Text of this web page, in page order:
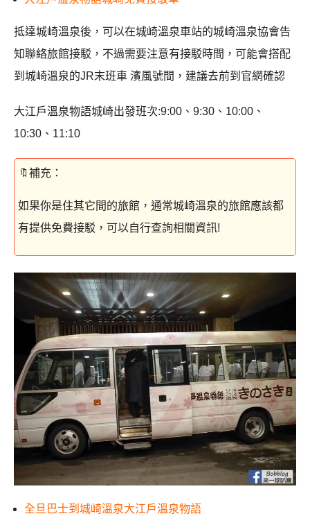
抵達城崎溫泉後，可以在城崎溫泉車站的城崎溫泉協會告
知聯絡旅館接駁，不過需要注意有接駁時間，可能會搭配
到城崎溫泉的JR末班車 濱風號間，建議去前到官網確認
大江戶溫泉物語城崎出發班次:9:00、9:30、10:00、
10:30、11:10
如果你是住其它間的旅館，通常城崎溫泉的旅館應該都
有提供免費接駁，可以自行查詢相關資訊!
全旦巴士到城崎溫泉大江戶溫泉物語